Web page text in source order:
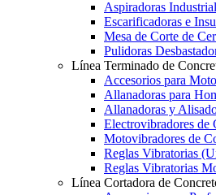
Aspiradoras
Escarificadoras e
Mesa de Corte de
Pulidoras
Línea Terminado de
Accesorios para
Allanadoras para
Allanadoras y
Electrovibradores de
Motovibradores de
Reglas Vibratorias
Reglas Vibratorias
Línea Cortadora de